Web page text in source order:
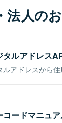
法人の
タルアドレス
アドレスから住
ードマニュ